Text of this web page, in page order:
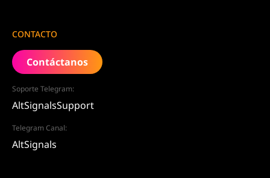
CONTACTO
Contáctanos
Soporte Telegram:
AltSignalsSupport
Telegram Canal:
AltSignals